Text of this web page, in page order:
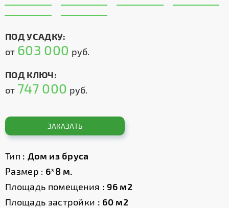
ПОД УСАДКУ:
от 603 000 руб.
ПОД КЛЮЧ:
от 747 000 руб.
ЗАКАЗАТЬ
Тип : Дом из бруса
Размер : 6*8 м.
Площадь помещения : 96 м2
Площадь застройки : 60 м2